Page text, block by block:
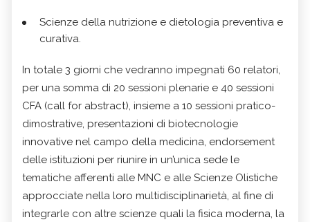
Scienze della nutrizione e dietologia preventiva e
curativa.
In totale 3 giorni che vedranno impegnati 60 relatori,
per una somma di 20 sessioni plenarie e 40 sessioni
CFA (call for abstract), insieme a 10 sessioni pratico-
dimostrative, presentazioni di biotecnologie
innovative nel campo della medicina, endorsement
delle istituzioni per riunire in un’unica sede le
tematiche afferenti alle MNC e alle Scienze Olistiche
approcciate nella loro multidisciplinarietà, al fine di
integrarle con altre scienze quali la fisica moderna, la